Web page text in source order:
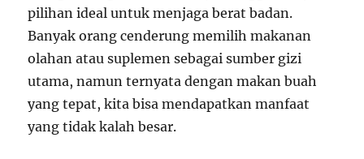
pilihan ideal untuk menjaga berat badan.
Banyak orang cenderung memilih makanan
olahan atau suplemen sebagai sumber gizi
utama, namun ternyata dengan makan buah
yang tepat, kita bisa mendapatkan manfaat
yang tidak kalah besar.